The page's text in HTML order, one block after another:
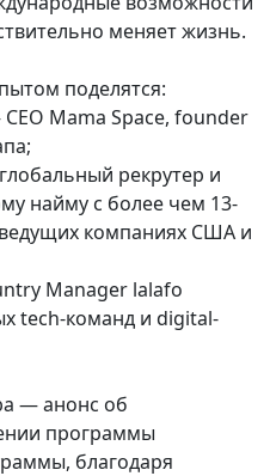
меняет жизнь.
поделятся:
Mama Space, founder
рекрутер и
найму с более чем 13-
компаниях США и
Manager lalafo
tech-команд и digital-
— анонс об
программы
благодаря